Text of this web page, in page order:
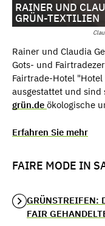
RAINER UND
GRÜN-TEXTILIEN
Rainer und Claudia
Gots- und
Fairtrade-Hotel
ausgestattet und sind
grün.de ökologische
Erfahren Sie mehr
FAIRE MODE IN
GRÜNSTREIFEN:
FAIR